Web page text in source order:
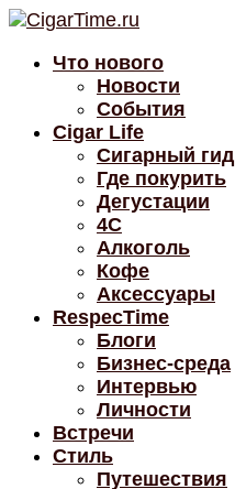
Что нового
Новости
События
Cigar Life
Сигарный гид
Где покурить
Дегустации
4C
Алкоголь
Кофе
Аксессуары
RespecTime
Блоги
Бизнес-среда
Интервью
Личности
Встречи
Стиль
Путешествия